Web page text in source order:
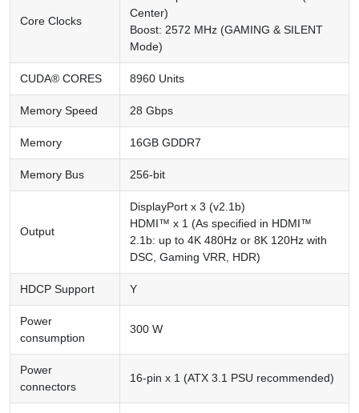
Core Clocks
Center)
Boost: 2572 MHz (GAMING & SILENT
Mode)
CUDA® CORES 8960 Units
Memory Speed 28 Gbps
Memory 16GB GDDR7
Memory Bus 256-bit
Output
DisplayPort x 3 (v2.1b)
HDMI™ x 1 (As specified in HDMI™
2.1b: up to 4K 480Hz or 8K 120Hz with
DSC, Gaming VRR, HDR)
HDCP Support Y
Power
consumption
300 W
Power
connectors
16-pin x 1 (ATX 3.1 PSU recommended)